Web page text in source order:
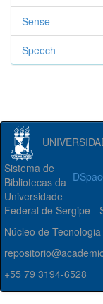
Sense
Speech
Sistema de
Bibliotecas da
Universidade
Federal de Sergipe -
Núcleo de
+55 79 3194-6528